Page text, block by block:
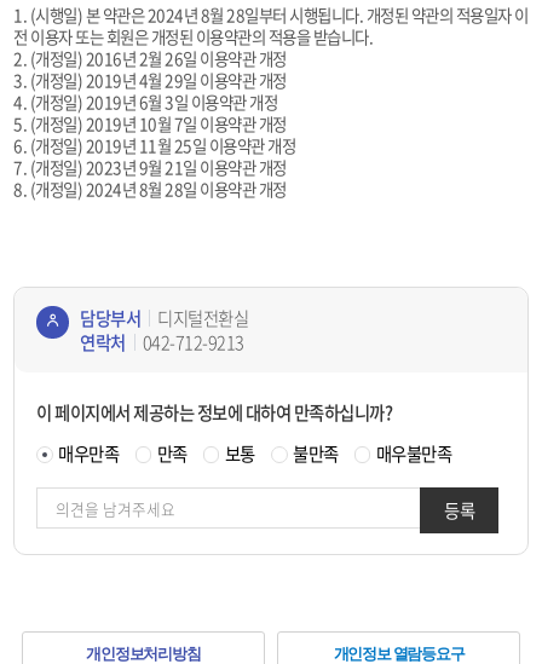
1. (시행일) 본 약관은 2024년 8월 28일부터 시행됩니다. 개정된 약관의 적용일자 이
전 이용자 또는 회원은 개정된 이용약관의 적용을 받습니다.
2. (개정일) 2016년 2월 26일 이용약관 개정
3. (개정일) 2019년 4월 29일 이용약관 개정
4. (개정일) 2019년 6월 3일 이용약관 개정
5. (개정일) 2019년 10월 7일 이용약관 개정
6. (개정일) 2019년 11월 25일 이용약관 개정
7. (개정일) 2023년 9월 21일 이용약관 개정
8. (개정일) 2024년 8월 28일 이용약관 개정
정보
책임
담당부서
디지털전환실
연락처
042-712-9213
이 페이지에서 제공하는 정보에 대하여 만족하십니까?
매우만족
만족 보통 불만족 매우불만족
등록
하
개인정보처리방침 개인정보 열람등요구